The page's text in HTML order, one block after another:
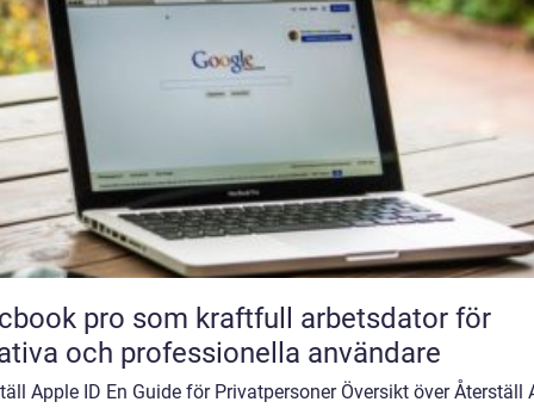
pro som kraftfull arbetsdator för
och professionella användare
Apple ID En Guide för Privatpersoner Översikt över Återställ